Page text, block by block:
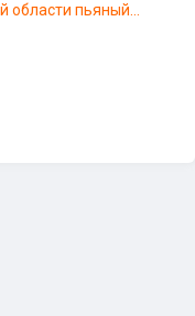
области пьяный